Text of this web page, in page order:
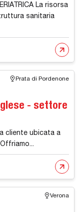
La risorsa
sanitaria
Prata di Pordenone
- settore
cliente ubicata a
Verona